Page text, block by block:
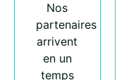
Nos
partenaires
arrivent
en un
temps